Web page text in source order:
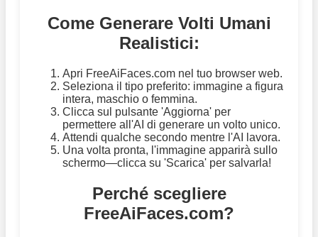
Come Generare Volti Umani
Realistici:
Apri FreeAiFaces.com nel tuo browser web.
Seleziona il tipo preferito: immagine a figura
intera, maschio o femmina.
Clicca sul pulsante 'Aggiorna' per
permettere all'AI di generare un volto unico.
Attendi qualche secondo mentre l'AI lavora.
Una volta pronta, l'immagine apparirà sullo
schermo—clicca su 'Scarica' per salvarla!
Perché scegliere
FreeAiFaces.com?